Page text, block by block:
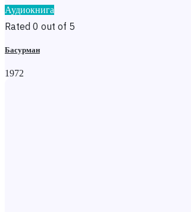
Аудиокнига
Rated 0 out of 5
Басурман
1972